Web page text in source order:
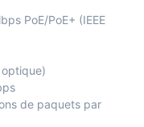
PoE/PoE+ (IEEE
de paquets par